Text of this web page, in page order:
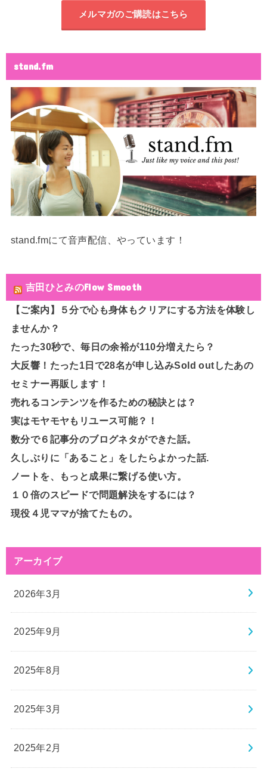
メルマガのご購読はこちら
stand.fm
stand.fmにて音声配信、やっています！
吉田ひとみのFlow Smooth
【ご案内】５分で心も身体もクリアにする方法を体験し
ませんか？
たった30秒で、毎日の余裕が110分増えたら？
大反響！たった1日で28名が申し込みSold outしたあの
セミナー再販します！
売れるコンテンツを作るための秘訣とは？
実はモヤモヤもリユース可能？！
数分で６記事分のブログネタができた話。
久しぶりに「あること」をしたらよかった話.
ノートを、もっと成果に繋げる使い方。
１０倍のスピードで問題解決をするには？
現役４児ママが捨てたもの。
アーカイブ
2026年3月
2025年9月
2025年8月
2025年3月
2025年2月